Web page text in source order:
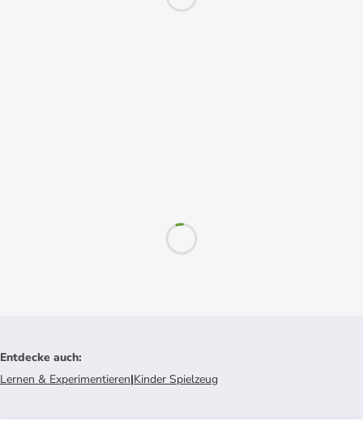
Entdecke auch:
Lernen & Experimentieren|Kinder Spielzeug